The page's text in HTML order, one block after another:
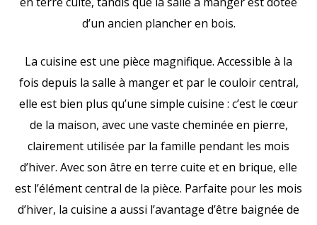
d’un ancien plancher en bois.
La cuisine est une pièce magnifique. Accessible à la
fois depuis la salle à manger et par le couloir central,
elle est bien plus qu’une simple cuisine : c’est le cœur
de la maison, avec une vaste cheminée en pierre,
clairement utilisée par la famille pendant les mois
d’hiver. Avec son âtre en terre cuite et en brique, elle
est l’élément central de la pièce. Parfaite pour les mois
d’hiver, la cuisine a aussi l’avantage d’être baignée de